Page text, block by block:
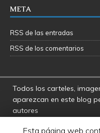
META
RSS de las entradas
RSS de los comentarios
Todos los carteles,
aparezcan en este blog
autores
Esta página web